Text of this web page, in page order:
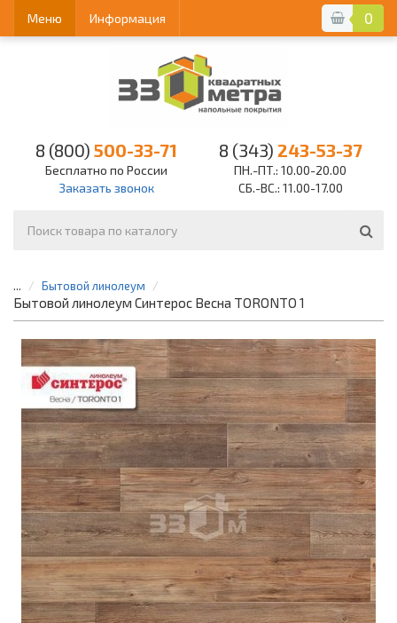
0
Меню Информация
8 (800) 500-33-71
Бесплатно по России
Заказать звонок
8 (343) 243-53-37
ПН.-ПТ.: 10.00-20.00
СБ.-ВС.: 11.00-17.00
... Бытовой линолеум
Бытовой линолеум Синтерос Весна TORONTO 1